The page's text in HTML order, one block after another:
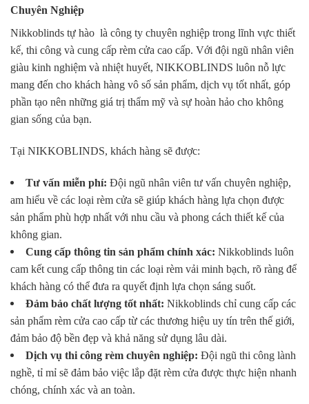
Chuyên Nghiệp
Nikkoblinds tự hào là công ty chuyên nghiệp trong lĩnh vực thiết
kế, thi công và cung cấp rèm cửa cao cấp. Với đội ngũ nhân viên
giàu kinh nghiệm và nhiệt huyết, NIKKOBLINDS luôn nỗ lực
mang đến cho khách hàng vô số sản phẩm, dịch vụ tốt nhất, góp
phần tạo nên những giá trị thẩm mỹ và sự hoàn hảo cho không
gian sống của bạn.
Tại NIKKOBLINDS, khách hàng sẽ được:
Tư vấn miễn phí: Đội ngũ nhân viên tư vấn chuyên nghiệp,
am hiểu về các loại rèm cửa sẽ giúp khách hàng lựa chọn được
sản phẩm phù hợp nhất với nhu cầu và phong cách thiết kế của
không gian.
Cung cấp thông tin sản phẩm chính xác: Nikkoblinds luôn
cam kết cung cấp thông tin các loại rèm vải minh bạch, rõ ràng để
khách hàng có thể đưa ra quyết định lựa chọn sáng suốt.
Đảm bảo chất lượng tốt nhất: Nikkoblinds chỉ cung cấp các
sản phẩm rèm cửa cao cấp từ các thương hiệu uy tín trên thế giới,
đảm bảo độ bền đẹp và khả năng sử dụng lâu dài.
Dịch vụ thi công rèm chuyên nghiệp: Đội ngũ thi công lành
nghề, tỉ mỉ sẽ đảm bảo việc lắp đặt rèm cửa được thực hiện nhanh
chóng, chính xác và an toàn.